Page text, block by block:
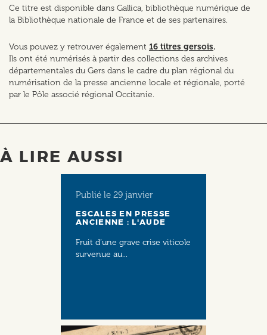
Ce titre est disponible dans Gallica, bibliothèque numérique de
la Bibliothèque nationale de France et de ses partenaires.
Vous pouvez y retrouver également 16 titres gersois.
Ils ont été numérisés à partir des collections des archives
départementales du Gers dans le cadre du plan régional du
numérisation de la presse ancienne locale et régionale, porté
par le Pôle associé régional Occitanie.
À LIRE AUSSI
Publié le 29 janvier
ESCALES EN PRESSE
ANCIENNE : L'AUDE
Fruit d’une grave crise viticole
survenue au...